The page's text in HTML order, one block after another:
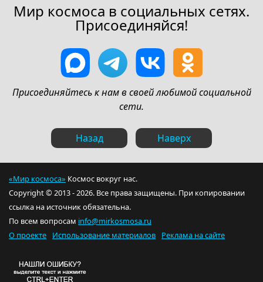
Мир космоса в социальных сетях.
Присоединяйся!
Присоединяйтесь к нам в своей любимой социальной
сети.
Назад Наверх
«Мир космоса» Космос вокруг нас.
Copyright © 2013 - 2026. Все права защищены. При копировании
ссылка на источник обязательна.
По всем вопросам info@mirkosmosa.ru
О проекте
Использование материалов Реклама на сайте